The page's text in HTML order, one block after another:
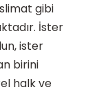
gibi
İster
ister
birini
halk ve